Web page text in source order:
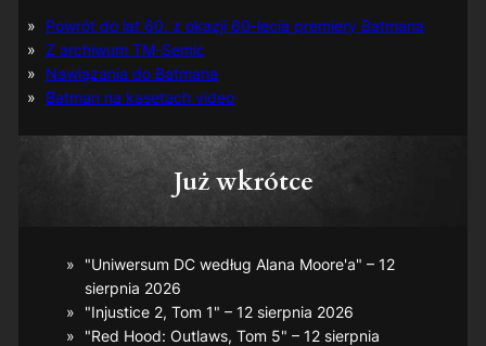
Powrót do lat 60. z okazji 60-lecia premiery Batmana
Z archiwum TM-Semic
Nawiązania do Batmana
Batman na kasetach video
Już wkrótce
"Uniwersum DC według Alana Moore'a" – 12
sierpnia 2026
"Injustice 2, Tom 1" – 12 sierpnia 2026
"Red Hood: Outlaws, Tom 5" – 12 sierpnia